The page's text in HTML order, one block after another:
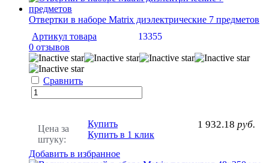
Отвертки в наборе Matrix диэлектрические 7 предметов
Артикул товара
13355
0 отзывов
Сравнить
Цена за
штуку:
1 932.18 руб.
Купить
Купить в 1 клик
Добавить в избранное